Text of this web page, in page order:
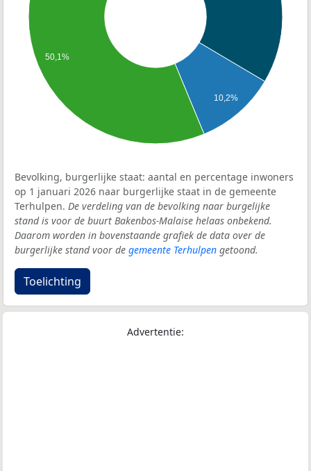
10,2%
50,1%
Bevolking, burgerlijke staat: aantal en percentage inwoners
op 1 januari 2026 naar burgerlijke staat in de gemeente
Terhulpen. De verdeling van de bevolking naar burgelijke
stand is voor de buurt Bakenbos-Malaise helaas onbekend.
Daarom worden in bovenstaande grafiek de data over de
burgerlijke stand voor de gemeente Terhulpen getoond.
Toelichting
Advertentie: